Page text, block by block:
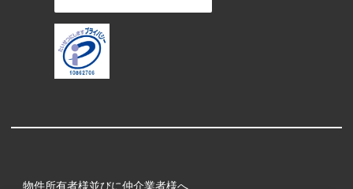
物件所有者様並びに仲介業者様へ